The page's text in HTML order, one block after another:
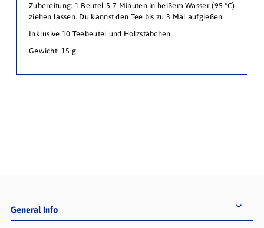
Zubereitung: 1 Beutel 5-7 Minuten in heißem Wasser (95 °C)
ziehen lassen. Du kannst den Tee bis zu 3 Mal aufgießen.
Inklusive 10 Teebeutel und Holzstäbchen
Gewicht: 15 g
General Info